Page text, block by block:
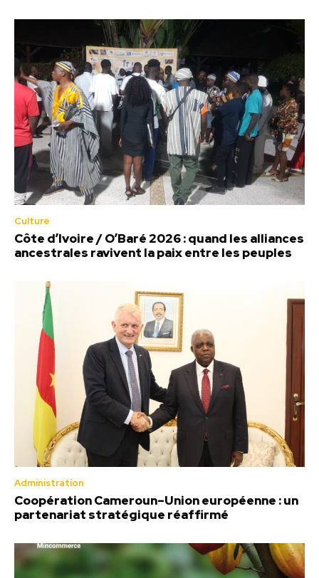
Culture
Côte d’Ivoire / O’Baré 2026 : quand les alliances
ancestrales ravivent la paix entre les peuples
Administration
Coopération Cameroun–Union européenne : un
partenariat stratégique réaffirmé